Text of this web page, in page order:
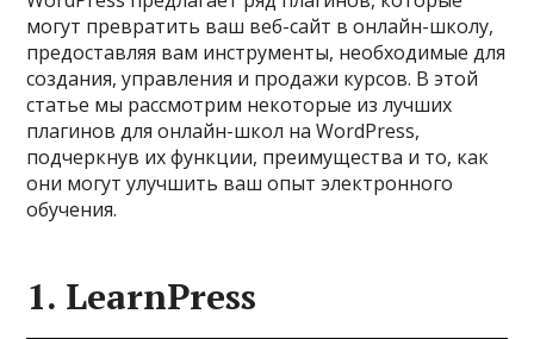
могут превратить ваш веб-сайт в онлайн-школу,
предоставляя вам инструменты, необходимые для
создания, управления и продажи курсов. В этой
статье мы рассмотрим некоторые из лучших
плагинов для онлайн-школ на WordPress,
подчеркнув их функции, преимущества и то, как
они могут улучшить ваш опыт электронного
обучения.
1. LearnPress